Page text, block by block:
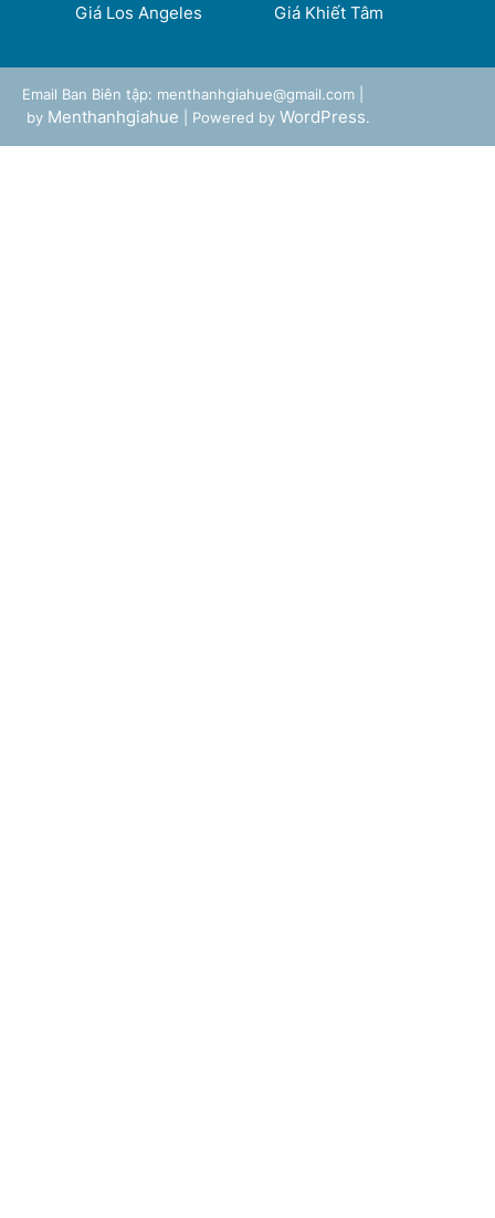
Giá Los Angeles
Giá Khiết Tâm
Email Ban Biên tập: menthanhgiahue@gmail.com |
by Menthanhgiahue | Powered by WordPress.